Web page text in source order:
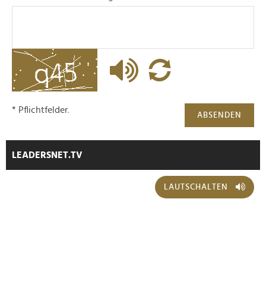
ABSENDEN
* Pflichtfelder.
LEADERSNET.TV
LAUTSCHALTEN